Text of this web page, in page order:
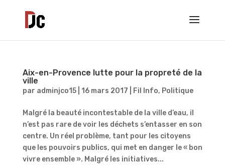
Aix-en-Provence lutte pour la propreté de la
ville
par adminjco15| 16 mars 2017 Fil Info, Politique
Malgré la beauté incontestable de la ville d’eau, il
n’est pas rare de voir les déchets s’entasser en son
centre. Un réel problème, tant pour les citoyens
que les pouvoirs publics, qui met en danger le « bon
vivre ensemble ». Malgré les initiatives...